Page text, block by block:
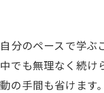
分のペースで学ぶ
でも無理なく続け
の手間も省けます